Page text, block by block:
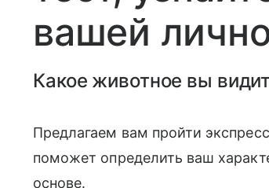
вашей
Какое животное вы
Предлагаем вам пройти
поможет определить ваш
основе.